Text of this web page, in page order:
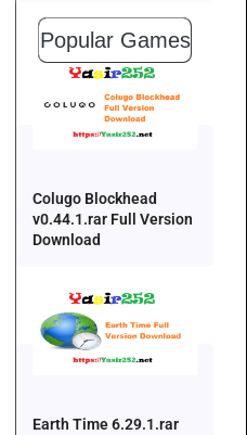
Popular Games
Colugo Blockhead
v0.44.1.rar Full Version
Download
Earth Time 6.29.1.rar